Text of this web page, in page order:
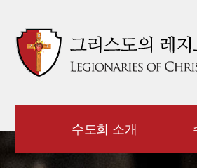
수도회 소개